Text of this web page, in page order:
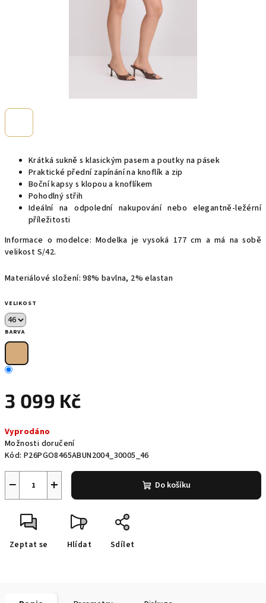
Krátká sukně s klasickým pasem a poutky na pásek
Praktické přední zapínání na knoflík a zip
Boční kapsy s klopou a knoflíkem
Pohodlný střih
Ideální na odpolední nakupování nebo elegantně-ležérní
příležitosti
Informace o modelce: Modelka je vysoká 177 cm a má na sobě
velikost S/42.
Materiálové složení: 98% bavlna, 2% elastan
VELIKOST
BARVA
3 099 Kč
cena:
Vyprodáno
Možnosti doručení
Kód: P26PGO8465ABUN2004_30005_46
+
− Do košíku
Zeptat se Hlídat Sdílet